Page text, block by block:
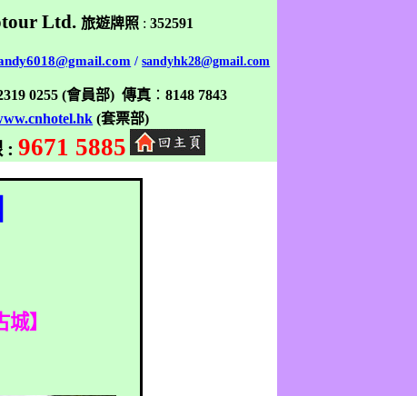
Ltd.旅遊牌照 :352591
/sandyhk28@gmail.com
0255 (會員部)傳真 ：8148 7843
(套票部)
: 9671 5885
】